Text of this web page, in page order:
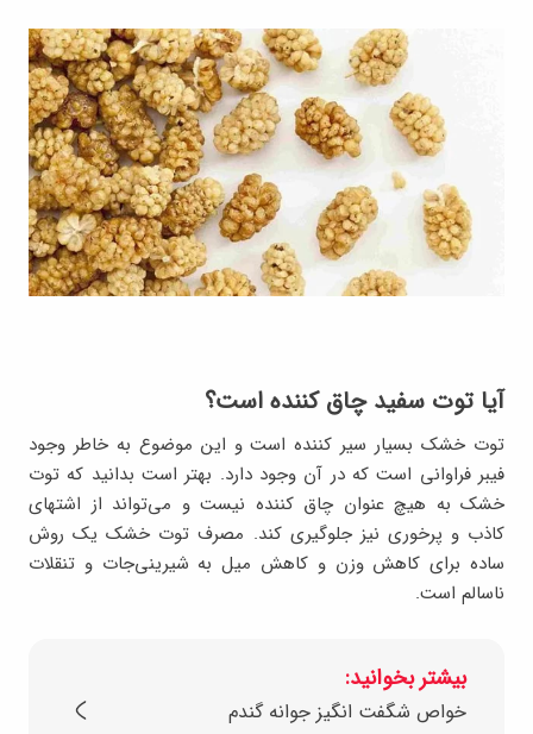
آیا توت سفید چاق کننده است؟
توت خشک بسیار سیر کننده است و این موضوع به خاطر وجود
فیبر فراوانی است که در آن وجود دارد. بهتر است بدانید که توت
خشک به هیچ عنوان چاق کننده نیست و می‌تواند از اشتهای
کاذب و پرخوری نیز جلوگیری کند. مصرف توت خشک یک روش
ساده برای کاهش وزن و کاهش میل به شیرینی‌جات و تنقلات
ناسالم است.
بیشتر بخوانید:
خواص شگفت انگیز جوانه گندم